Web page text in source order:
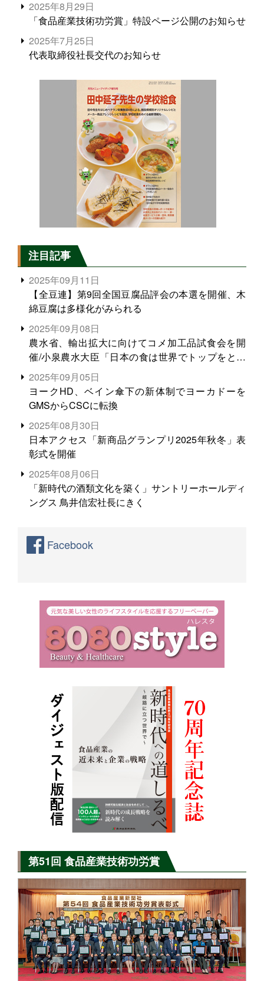
2025年8月29日
「食品産業技術功労賞」特設ページ公開のお知らせ
2025年7月25日
代表取締役社長交代のお知らせ
注目記事
2025年09月11日
【全豆連】第9回全国豆腐品評会の本選を開催、木
綿豆腐は多様化がみられる
2025年09月08日
農水省、輸出拡大に向けてコメ加工品試食会を開
催/小泉農水大臣「日本の食は世界でトップをとれ
る。米増産に向けて、米輸出需要の拡大を」
2025年09月05日
ヨークHD、ベイン傘下の新体制でヨーカドーを
GMSからCSCに転換
2025年08月30日
日本アクセス「新商品グランプリ2025年秋冬」表
彰式を開催
2025年08月06日
「新時代の酒類文化を築く」サントリーホールディ
ングス 鳥井信宏社長にきく
Facebook
第51回 食品産業技術功労賞